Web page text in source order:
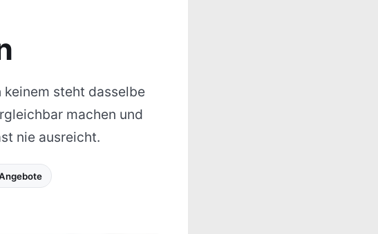
keinem steht dasselbe
machen und
nie ausreicht.